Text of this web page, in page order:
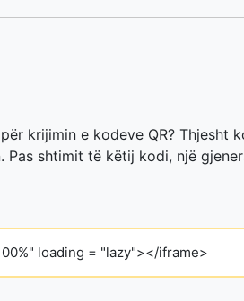
krijimin e kodeve QR? Thjesht
Pas shtimit të këtij kodi, një
loading = "lazy"></iframe>